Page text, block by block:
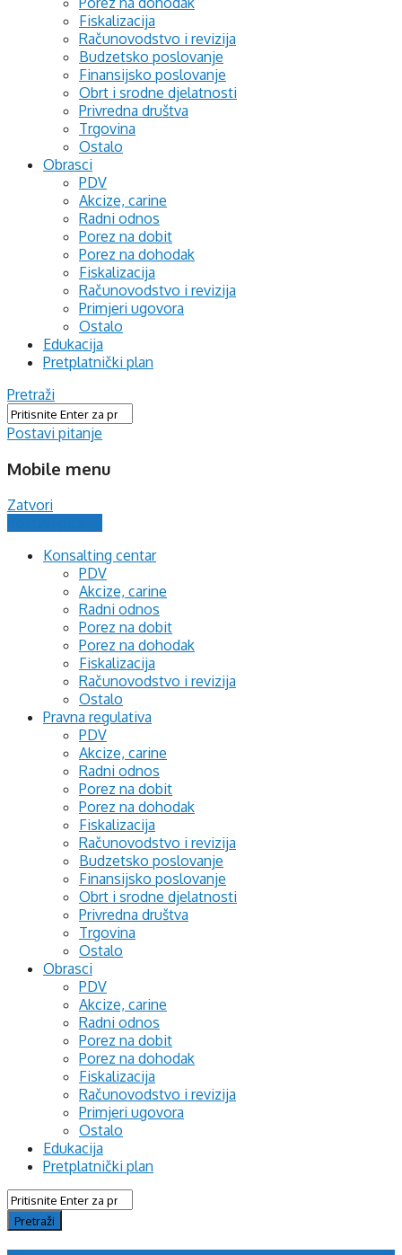
Fiskalizacija
Računovodstvo i revizija
Budzetsko poslovanje
Finansijsko poslovanje
Obrt i srodne djelatnosti
Privredna društva
Trgovina
Ostalo
Obrasci
PDV
Akcize, carine
Radni odnos
Porez na dobit
Porez na dohodak
Fiskalizacija
Računovodstvo i revizija
Primjeri ugovora
Ostalo
Edukacija
Pretplatnički plan
Pretraži
Postavi pitanje
Mobile menu
Zatvori
Konsalting centar
PDV
Akcize, carine
Radni odnos
Porez na dobit
Porez na dohodak
Fiskalizacija
Računovodstvo i revizija
Ostalo
Pravna regulativa
PDV
Akcize, carine
Radni odnos
Porez na dobit
Porez na dohodak
Fiskalizacija
Računovodstvo i revizija
Budzetsko poslovanje
Finansijsko poslovanje
Obrt i srodne djelatnosti
Privredna društva
Trgovina
Ostalo
Obrasci
PDV
Akcize, carine
Radni odnos
Porez na dobit
Porez na dohodak
Fiskalizacija
Računovodstvo i revizija
Primjeri ugovora
Ostalo
Edukacija
Pretplatnički plan